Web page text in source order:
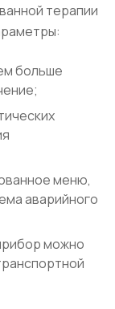
терапии
больше
меню,
аварийного
можно